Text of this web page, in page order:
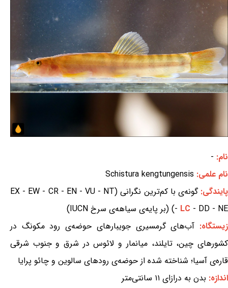
نام: -
نام علمی: Schistura kengtungensis
پایندگی:
گونه‌ی با کم‌ترین نگرانی (EX - EW - CR - EN - VU - NT
- LC - DD - NE) (بر پایه‌ی سیاهه‌ی سرخ IUCN)
زیستگاه: آب‌های گرمسیری جویبارهای حوضه‌ی رود مکونگ در
کشورهای چین، تایلند، میانمار و لائوس در شرق و جنوب شرقی
قاره‌ی آسیا؛ شناخته شده از حوضه‌ی رودهای سالوین و چائو پرایا
اندازه: بدن به درازای ۱۱ سانتی‌متر